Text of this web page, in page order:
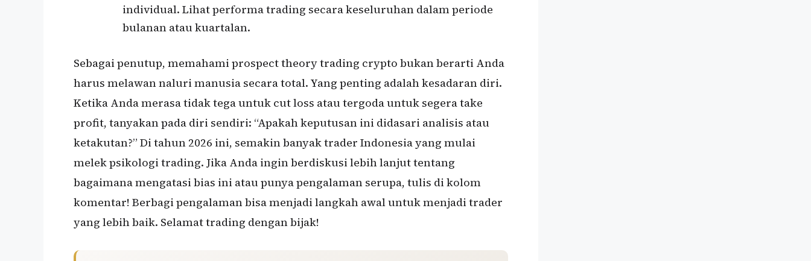
individual. Lihat performa trading secara keseluruhan dalam periode
bulanan atau kuartalan.
Sebagai penutup, memahami prospect theory trading crypto bukan berarti Anda
harus melawan naluri manusia secara total. Yang penting adalah kesadaran diri.
Ketika Anda merasa tidak tega untuk cut loss atau tergoda untuk segera take
profit, tanyakan pada diri sendiri: “Apakah keputusan ini didasari analisis atau
ketakutan?” Di tahun 2026 ini, semakin banyak trader Indonesia yang mulai
melek psikologi trading. Jika Anda ingin berdiskusi lebih lanjut tentang
bagaimana mengatasi bias ini atau punya pengalaman serupa, tulis di kolom
komentar! Berbagi pengalaman bisa menjadi langkah awal untuk menjadi trader
yang lebih baik. Selamat trading dengan bijak!